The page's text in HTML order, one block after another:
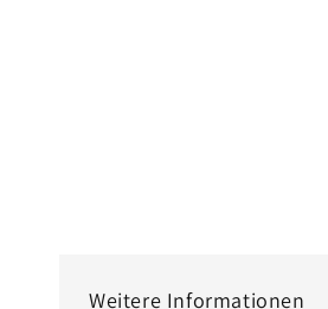
Weitere Informationen